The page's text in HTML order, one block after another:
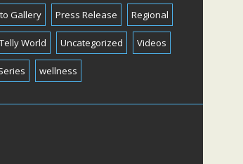
Gallery Press Release Regional
Telly World Uncategorized Videos
wellness